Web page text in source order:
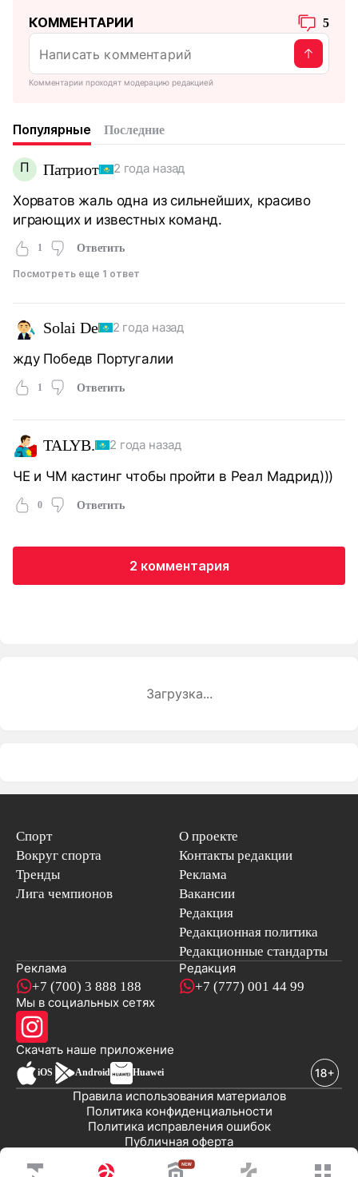
КОММЕНТАРИИ 5
Комментарии проходят модерацию редакцией
Популярные Последние
П Патриот 2 года назад
Хорватов жаль одна из сильнейших, красиво
играющих и известных команд.
1 Ответить
Посмотреть еще 1 ответ
Solai De 2 года назад
жду Победв Португалии
1 Ответить
TALYB. 2 года назад
ЧЕ и ЧМ кастинг чтобы пройти в Реал Мадрид)))
0 Ответить
2 комментария
Загрузка...
Спорт
Вокруг спорта
Тренды
Лига чемпионов
О проекте
Контакты редакции
Реклама
Вакансии
Редакция
Редакционная политика
Редакционные стандарты
Реклама
+7 (700) 3 888 188
Редакция
+7 (777) 001 44 99
Мы в социальных сетях
Скачать наше приложениеновостей
iOS Android Huawei
Публичная оферта
Политика исправления ошибок
Политика конфиденциальности
Правила использования материалов
© 2008-2026 ТОО «EML»